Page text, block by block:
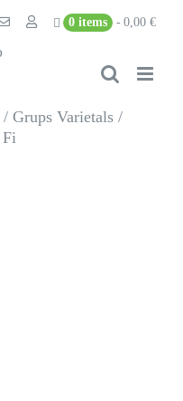
0 items 0,00 €
/ Grups Varietals /
Fi